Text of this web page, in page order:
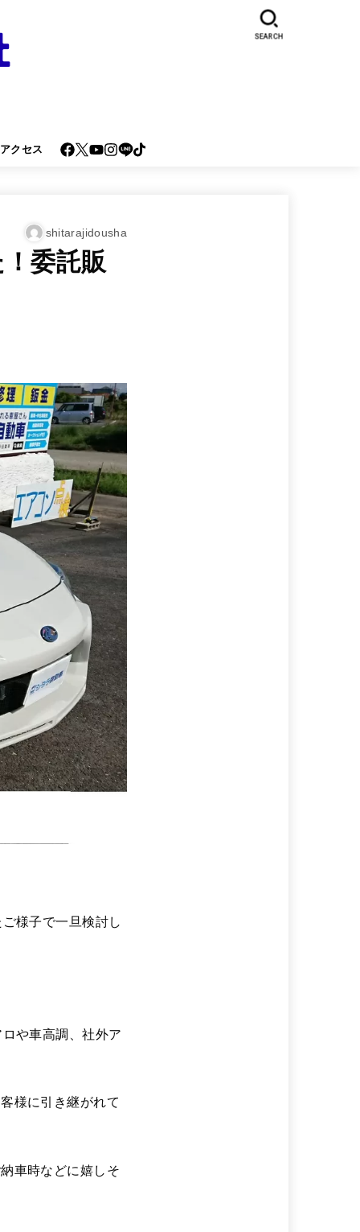
クセス
SEARCH
shitarajidousha
委託販
様子で一旦検討し
や車高調、社外ア
様に引き継がれて
車時などに嬉しそ